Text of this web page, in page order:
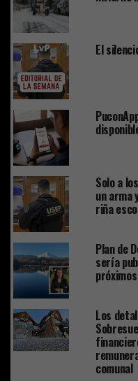
El
Solo a
un arma
riña
Plan de
sería
Los
comunal